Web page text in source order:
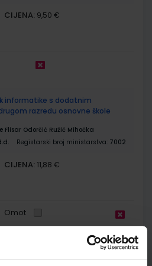
CIJENA: 9,50 €
informatike s dodatnim
razredu osnovne škole
Flisar Odorčić Ružić Mihočka
Registarski broj ministarstva: 7002
CIJENA: 11,88 €
Omot
informatike u drugom razredu